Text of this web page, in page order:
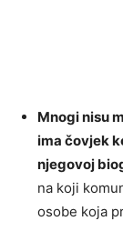
Mnogi nisu
ima čovjek
njegovoj
na koji
osobe koja